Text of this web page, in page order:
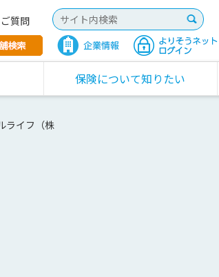
質問
保険について知りたい
ライフ（株